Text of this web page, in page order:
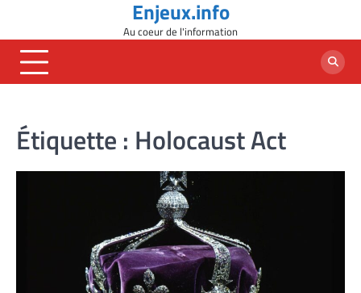
content
Enjeux.info
Au coeur de l'information
Étiquette : Holocaust Act